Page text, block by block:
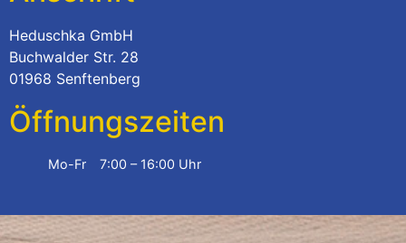
Heduschka GmbH
Buchwalder Str. 28
01968 Senftenberg
Öffnungszeiten
Mo-Fr 7:00 – 16:00 Uhr